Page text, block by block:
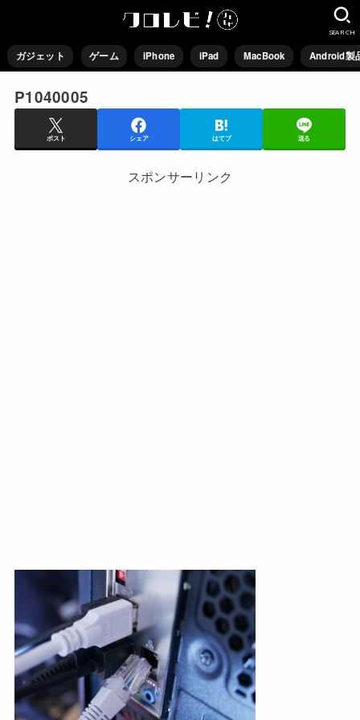
ガジェット ゲーム iPhone iPad MacBook Android製
SEARCH
P1040005
ポスト シェア はてブ 送る
スポンサーリンク